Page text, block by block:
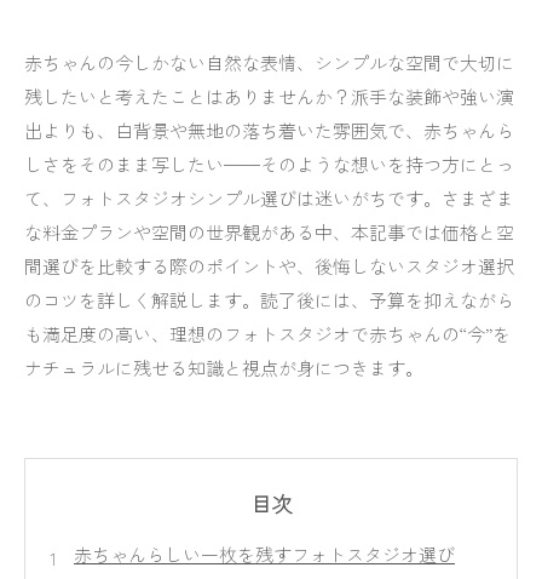
赤ちゃんの今しかない自然な表情、シンプルな空間で大切に
残したいと考えたことはありませんか？派手な装飾や強い演
出よりも、白背景や無地の落ち着いた雰囲気で、赤ちゃんら
しさをそのまま写したい──そのような想いを持つ方にとっ
て、フォトスタジオシンプル選びは迷いがちです。さまざま
な料金プランや空間の世界観がある中、本記事では価格と空
間選びを比較する際のポイントや、後悔しないスタジオ選択
のコツを詳しく解説します。読了後には、予算を抑えながら
も満足度の高い、理想のフォトスタジオで赤ちゃんの“今”を
ナチュラルに残せる知識と視点が身につきます。
目次
赤ちゃんらしい一枚を残すフォトスタジオ選び